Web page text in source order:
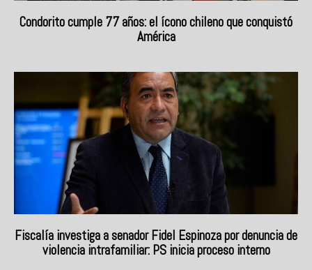
Condorito cumple 77 años: el ícono chileno que conquistó
América
Fiscalía investiga a senador Fidel Espinoza por denuncia de
violencia intrafamiliar: PS inicia proceso interno